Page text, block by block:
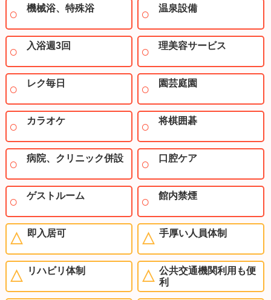
機械浴、特殊浴 温泉設備
入浴週3回 理美容サービス
レク毎日 園芸庭園
カラオケ 将棋囲碁
病院、クリニック併設 口腔ケア
ゲストルーム 館内禁煙
即入居可 手厚い人員体制
リハビリ体制
公共交通機関利用も便
利